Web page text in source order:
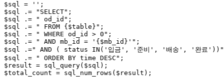
$sql = '';
$sql .= "SELECT";
$sql .= " od_id";
$sql .= " FROM {$table}";
$sql .= " WHERE od_id > 0";
$sql .= " AND mb_id = '{$mb_id}'";
$sql .=" AND ( status IN('입금', '준비', '배송', '완료
$sql .= " ORDER BY time DESC";
$result = sql_query($sql);
$total_count = sql_num_rows($result);